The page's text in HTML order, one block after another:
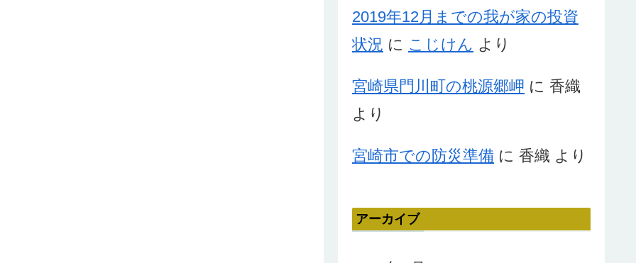
2019年12月までの我が家の投資
状況 に こじけん より
宮崎県門川町の桃源郷岬 に 香織
より
宮崎市での防災準備 に 香織 より
アーカイブ